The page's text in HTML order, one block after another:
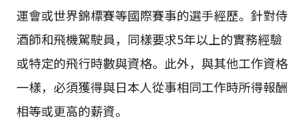
運會或世界錦標賽等國際賽事的選手經歷。針對侍
酒師和飛機駕駛員，同樣要求5年以上的實務經驗
或特定的飛行時數與資格。此外，與其他工作資格
一樣，必須獲得與日本人從事相同工作時所得報酬
相等或更高的薪資。